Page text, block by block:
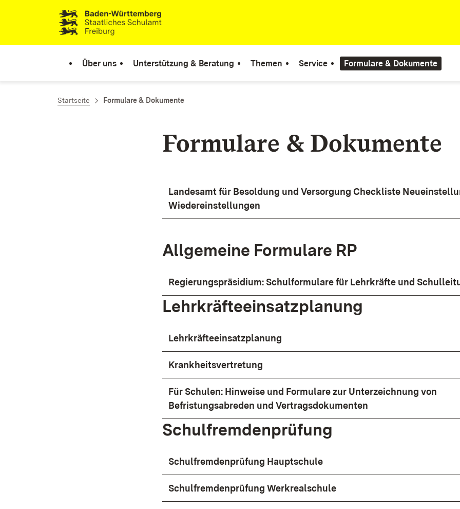
Zum Inhalt springen
Link zur Startseite
Über uns Unterstützung & Beratung Themen Service Formulare & Dokumente
Startseite Formulare & Dokumente
Formulare & Dokumente
Landesamt für Besoldung und Versorgung Checkliste
Wiedereinstellungen
Allgemeine Formulare RP
​Regierungspräsidium: Schulformulare für Lehrkräfte und
Lehrkräfteeinsatzplanung
Lehrkräfteeinsatzplanung
Krankheitsvertretung
Für Schulen: Hinweise und Formulare zur Unterzeichnung von
Befristungsabreden und Vertragsdokumenten
Schulfremdenprüfung
Schulfremdenprüfung Hauptschule
Schulfremdenprüfung Werkrealschule